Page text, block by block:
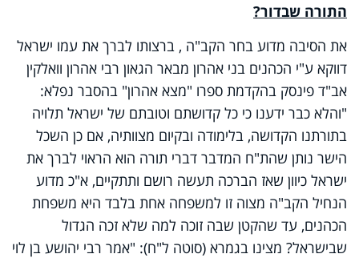
התורה שבדור?
את הסיבה מדוע בחר הקב"ה , ברצותו לברך את עמו ישראל
דווקא ע"י הכהנים בני אהרון מבאר הגאון רבי אהרון וואלקין
אב"ד פינסק בהקדמת ספרו "מצא אהרון" בהסבר נפלא:
"והלא כבר ידענו כי כל קדושתם וטובתם של ישראל תלויה
בתורתנו הקדושה, בלימודה ובקיום מצוותיה, אם כן השכל
הישר נותן שהת"ח המדבר דברי תורה הוא הראוי לברך את
ישראל כיוון שאז הברכה תעשה רושם ותתקיים, א"כ מדוע
הנחיל הקב"ה מצוה זו למשפחה אחת בלבד היא משפחת
הכהנים, עד שהקטן שבה זוכה למה שלא זכה הגדול
שבישראל? מצינו בגמרא (סוטה ל"ח): "אמר רבי יהושע בן לוי